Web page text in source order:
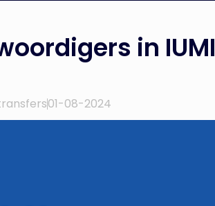
in IUMI
01-08-2024